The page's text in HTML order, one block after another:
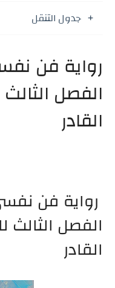
جدول التنقل
رواية فن
الفصل
القادر
رواية فن
الفصل الثالث
القادر